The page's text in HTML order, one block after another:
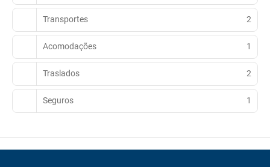
Transportes 2
Acomodações 1
Traslados 2
Seguros 1